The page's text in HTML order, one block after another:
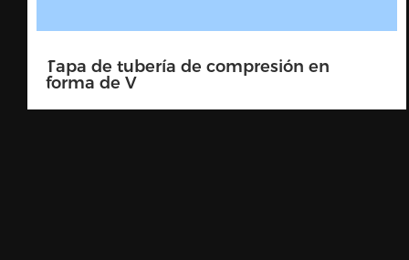
Enchufe de presión de tarjeta en V 90
grados